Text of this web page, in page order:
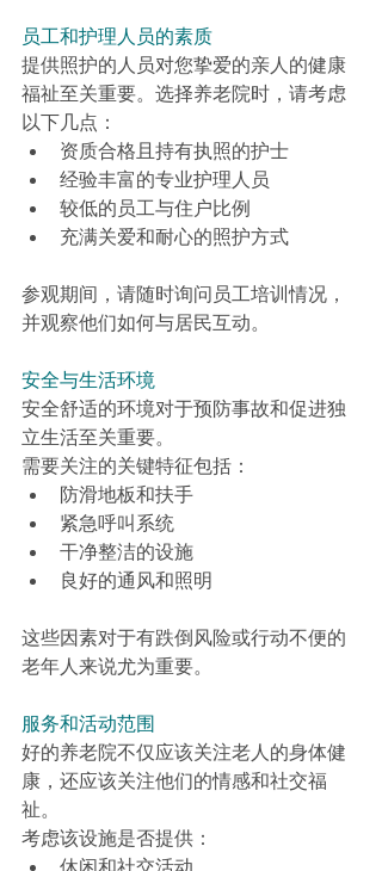
员工和护理人员的素质
提供照护的人员对您挚爱的亲人的健康
福祉至关重要。选择养老院时，请考虑
以下几点：
资质合格且持有执照的护士
经验丰富的专业护理人员
较低的员工与住户比例
充满关爱和耐心的照护方式
参观期间，请随时询问员工培训情况，
并观察他们如何与居民互动。
安全与生活环境
安全舒适的环境对于预防事故和促进独
立生活至关重要。
需要关注的关键特征包括：
防滑地板和扶手
紧急呼叫系统
干净整洁的设施
良好的通风和照明
这些因素对于有跌倒风险或行动不便的
老年人来说尤为重要。
服务和活动范围
好的养老院不仅应该关注老人的身体健
康，还应该关注他们的情感和社交福
祉。
考虑该设施是否提供：
休闲和社交活动